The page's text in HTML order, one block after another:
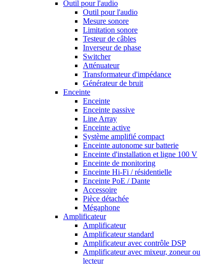
Outil pour l'audio
Outil pour l'audio
Mesure sonore
Limitation sonore
Testeur de câbles
Inverseur de phase
Switcher
Atténuateur
Transformateur d'impédance
Générateur de bruit
Enceinte
Enceinte
Enceinte passive
Line Array
Enceinte active
Système amplifié compact
Enceinte autonome sur batterie
Enceinte d'installation et ligne 100 V
Enceinte de monitoring
Enceinte Hi-Fi / résidentielle
Enceinte PoE / Dante
Accessoire
Pièce détachée
Mégaphone
Amplificateur
Amplificateur
Amplificateur standard
Amplificateur avec contrôle DSP
Amplificateur avec mixeur, zoneur ou
lecteur